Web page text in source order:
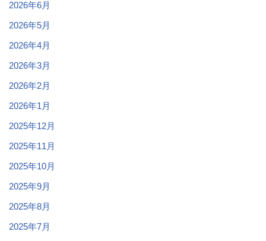
2026年6月
2026年5月
2026年4月
2026年3月
2026年2月
2026年1月
2025年12月
2025年11月
2025年10月
2025年9月
2025年8月
2025年7月